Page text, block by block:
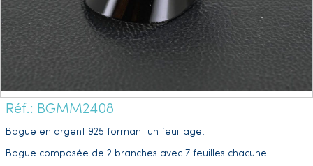
Réf.: BGMM2408
Bague en argent 925 formant un feuillage.
Bague composée de 2 branches avec 7 feuilles chacune.